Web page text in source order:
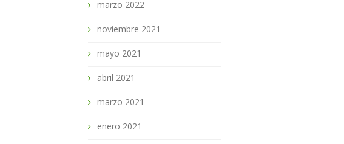
marzo 2022
noviembre 2021
mayo 2021
abril 2021
marzo 2021
enero 2021